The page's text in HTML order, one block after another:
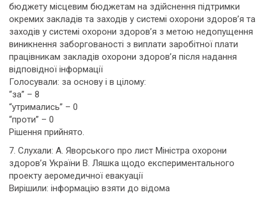
бюджету місцевим бюджетам на здійснення підтримки
окремих закладів та заходів у системі охорони здоров’я та
заходів у системі охорони здоров’я з метою недопущення
виникнення заборгованості з виплати заробітної плати
працівникам закладів охорони здоров’я після надання
відповідної інформації
Голосували: за основу і в цілому:
“за” – 8
“утримались” – 0
“проти” – 0
Рішення прийнято.
7. Слухали: А. Яворського про лист Міністра охорони
здоров’я України В. Ляшка щодо експериментального
проекту аеромедичної евакуації
Вирішили: інформацію взяти до відома